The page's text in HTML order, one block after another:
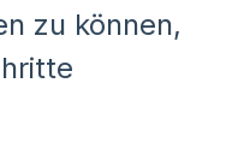
zu können,